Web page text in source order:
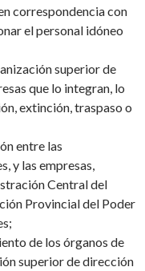
correspondencia con
el personal idóneo
superior de
que lo integran, lo
extinción, traspaso o
entre las
y las empresas,
Central del
Provincial del Poder
de los órganos de
superior de dirección